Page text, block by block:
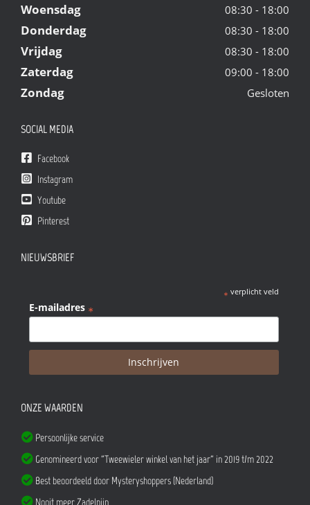
Woensdag 08:30 - 18:00
Donderdag 08:30 - 18:00
Vrijdag 08:30 - 18:00
Zaterdag 09:00 - 18:00
Zondag Gesloten
SOCIAL MEDIA
Facebook
Instagram
Youtube
Pinterest
NIEUWSBRIEF
* verplicht veld
E-mailadres *
ONZE WAARDEN
Persoonlijke service
Genomineerd voor "Tweewieler winkel van het jaar" in 2019 t/m 2022
Best beoordeeld door Mysteryshoppers (Nederland)
Nooit meer Zadelpijn